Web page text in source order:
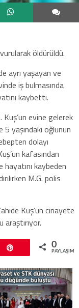
öldürüldü.
ayrı yaşayan ve
iş bulmasında
kaybetti.
evine gelerek
5 yaşındaki oğlunun
dolayı
kafasından
kaybeden
M.G. polis
Kuş’un cinayete
0